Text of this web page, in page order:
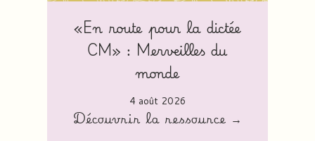
«En route pour la dictée
CM» : Merveilles du
monde
4 août 2026
Découvrir la ressource →